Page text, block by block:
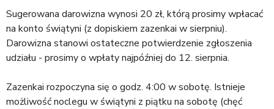
a
j
i
n
k
s
n
d
Sugerowana darowizna wynosi 20 zł, którą prosimy wpłacać
na konto świątyni (z dopiskiem zazenkai w sierpniu).
Darowizna stanowi ostateczne potwierdzenie zgłoszenia
udziału - prosimy o wpłaty najpóźniej do 12. sierpnia.
Zazenkai rozpoczyna się o godz. 4:00 w sobotę. Istnieje
możliwość noclegu w świątyni z piątku na sobotę (chęć